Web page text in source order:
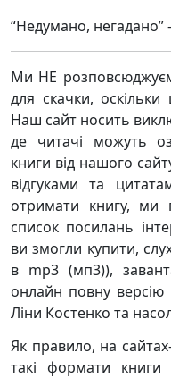
“Недумано, негадано”
Ми НЕ
для скачки,
Наш сайт носить
де читачі можуть
книги від нашого
відгуками та
отримати книгу, ми
список посилань
ви змогли купити,
в mp3 (мп3)),
онлайн повну
Ліни Костенко та
Як правило, на
такі формати книги